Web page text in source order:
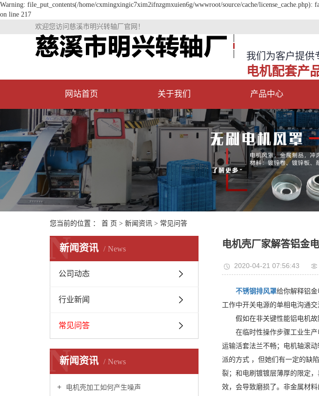
Warning: file_put_contents(/home/cxmingxingic7xim2ifnzgmxuien6g/wwwroot/source/cache/
on line 217
欢迎您访问慈溪市明兴转轴厂官网！
我们为客户提供
电机配套产
网站首页 关于我们
公司简介
资质荣誉
产品中心
电机端盖
电机风罩
电机机壳
电机导风轮
您当前的位置 ： 首 页 > 新闻资讯 > 常见问答
新闻资讯 News
N
公司动态
行业新闻
常见问答
新闻资讯 News
N
电机壳加工如何产生噪声
电机壳厂家解答铝金
2020-04-21 07:56:43
不锈钢排风罩给你解释铝金
工作中开关电源的单相电沟通
假如在非关键性能铝电机故
在临时性操作步骤工业生
运输活套法兰不畅；电机轴滚
派的方式 ，但她们有一定的缺
裂；和电刷镀镀层薄厚的限定
效，会导致磨损了。非金属材料